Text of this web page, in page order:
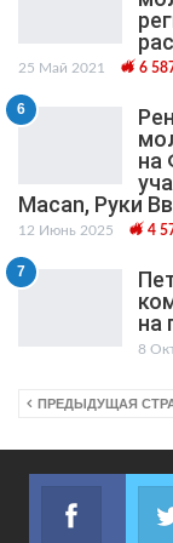
25 Май 2021 6
6
на
Macan, Руки
12 Июнь 2025 4
7
на
8
ПРЕДЫДУЩАЯ
Join